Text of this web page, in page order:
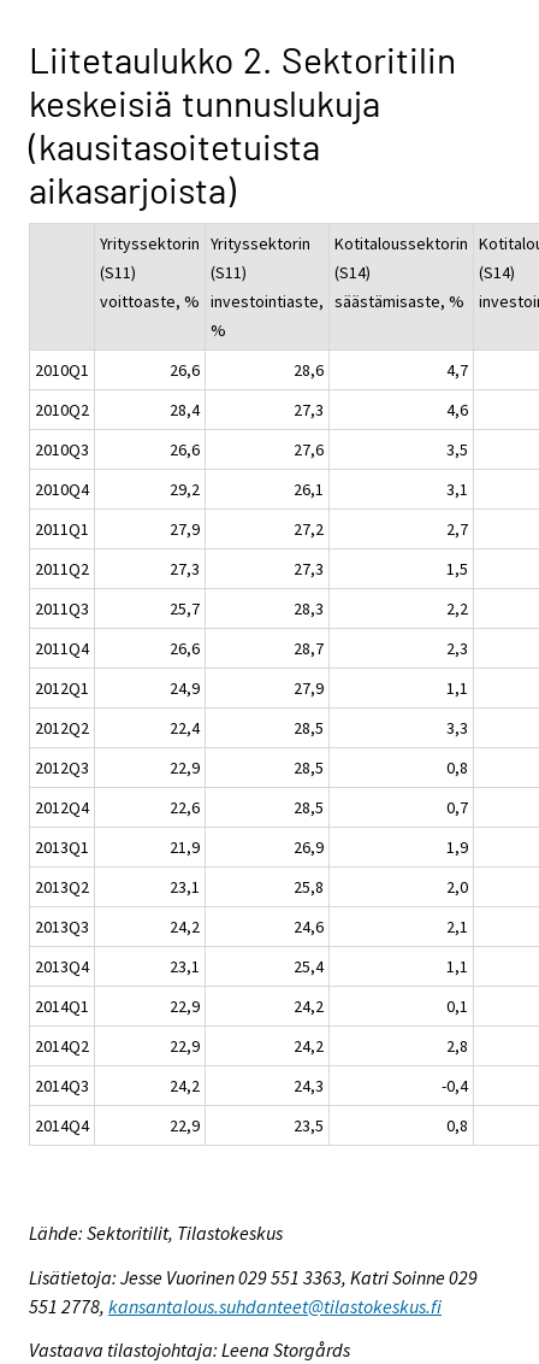
Liitetaulukko 2. Sektoritilin
keskeisiä tunnuslukuja
(kausitasoitetuista
aikasarjoista)
Yrityssektorin
(S11)
voittoaste, %
Yrityssektorin
(S11)
investointiaste,
%
Kotitaloussektorin
(S14)
säästämisaste, %
(S14)
2010Q1 26,6 28,6
4,7
2010Q2
28,4 27,3
4,6
2010Q3
26,6 27,6
3,5
2010Q4
29,2 26,1
3,1
2011Q1
27,9 27,2
2,7
2011Q2
27,3 27,3
1,5
2011Q3
25,7 28,3
2,2
2011Q4
26,6 28,7
2,3
2012Q1
24,9 27,9
1,1
2012Q2
22,4 28,5
3,3
2012Q3
22,9 28,5
0,8
2012Q4
22,6 28,5
0,7
2013Q1
21,9 26,9
1,9
2013Q2
23,1 25,8
2,0
2013Q3
24,2 24,6
2,1
2013Q4
23,1 25,4
1,1
2014Q1
22,9 24,2
0,1
2014Q2
22,9 24,2
2,8
2014Q3
24,2 24,3
-0,4
2014Q4
22,9 23,5 0,8
Lähde: Sektoritilit, Tilastokeskus
Lisätietoja: Jesse Vuorinen 029 551 3363, Katri Soinne 029
551 2778, kansantalous.suhdanteet@tilastokeskus.fi
Vastaava tilastojohtaja: Leena Storgårds